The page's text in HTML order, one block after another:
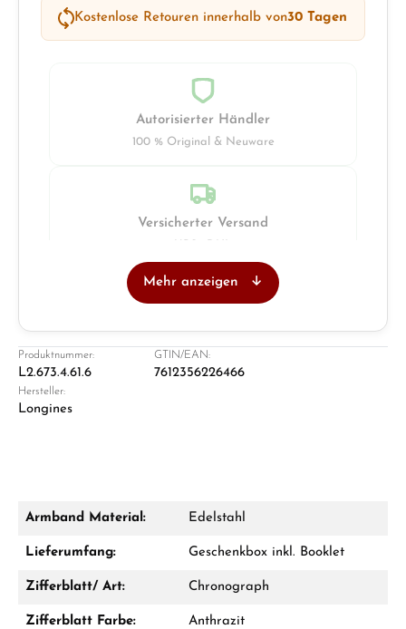
Kostenlose Retouren innerhalb von30 Tagen
Autorisierter Händler
100 % Original & Neuware
Versicherter Versand
Ladengeschäft in Solingen
Damon Reiners
Mehr anzeigen
Produktnummer:
L2.673.4.61.6
GTIN/EAN:
7612356226466
Hersteller:
Longines
Armband Material: Edelstahl
Lieferumfang: Geschenkbox inkl. Booklet
Zifferblatt/ Art: Chronograph
Zifferblatt Farbe: Anthrazit